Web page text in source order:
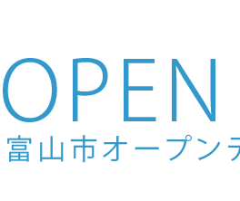
Skip to main content